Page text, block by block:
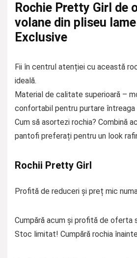
Rochie Pretty Girl de
volane din pliseu
Exclusive
Fii în centrul atenției cu această
ideală.
Material de calitate superioară –
confortabil pentru purtare întreaga
Cum să asortezi rochia? Combină
pantofi preferați pentru un look
Rochii Pretty Girl
Profită de reduceri și preț mic
Cumpără acum și profită de oferta
Stoc limitat! Cumpără rochia